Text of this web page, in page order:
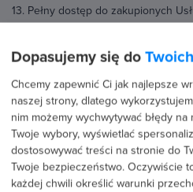
13. Pełny dostęp do zakupionych
strefakursów.pl aktywowany jest po
14. Udostępnienie zakupionej
równoznaczne z rozpoczęciem
15. Jeśli podmiotem dokonującym
bądź jest nim firma lub instytucja,
formularza zamówienia podać
Dopasujemy się do
Chcemy zapewnić Ci jak najlepsze
naszej strony, dlatego
nim możemy wychwytywać błędy
Twoje wybory, wyświetlać
dostosowywać treści na stronie do
Twoje bezpieczeństwo. Oczywiście
każdej chwili określić warunki